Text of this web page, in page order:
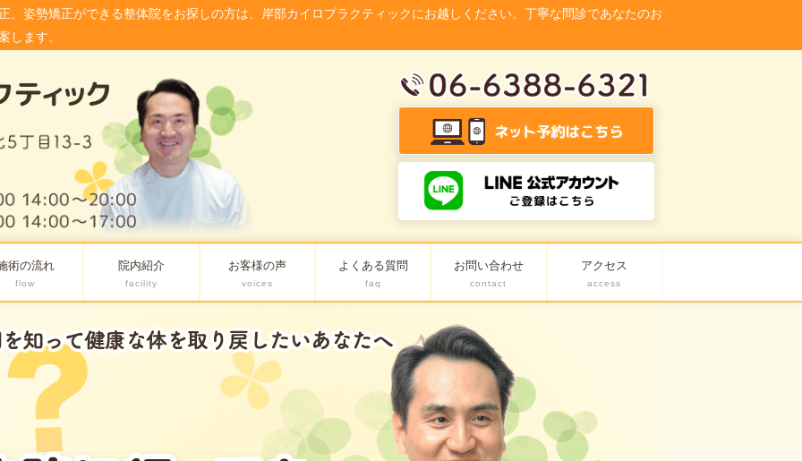
、姿勢矯正ができる整体院をお探しの方は、岸部カイロプラクティックにお越しください。丁寧な問診であなたのお
します。
術の流れ
flow
院内紹介
facility
お客様の声
voices
よくある質問
faq
お問い合わせ
contact
アクセス
access